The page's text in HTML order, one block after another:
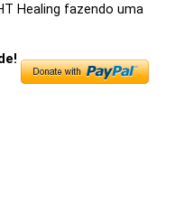
Healing fazendo uma